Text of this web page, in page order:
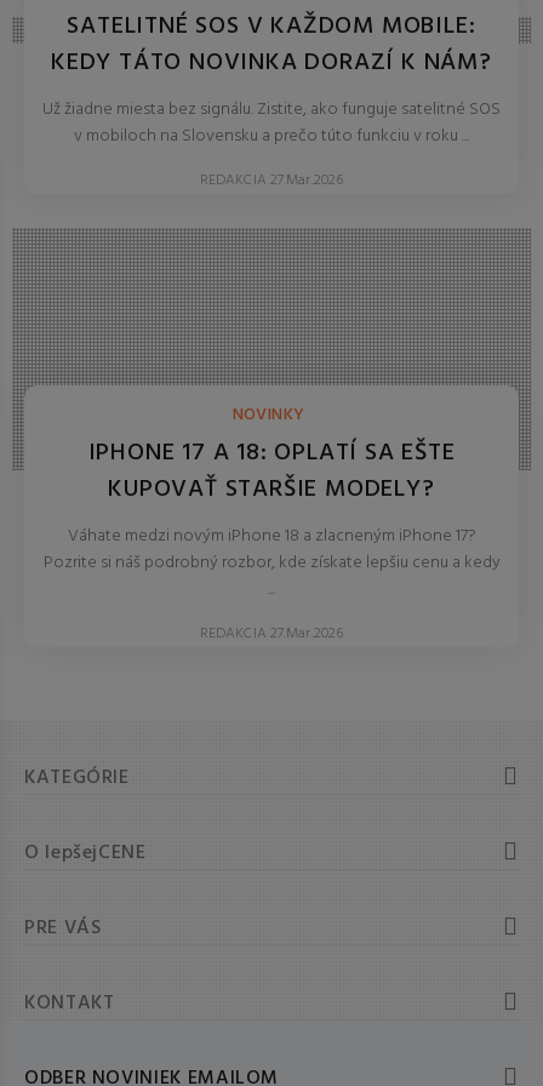
SATELITNÉ SOS V KAŽDOM MOBILE:
KEDY TÁTO NOVINKA DORAZÍ K NÁM?
Už žiadne miesta bez signálu. Zistite, ako funguje satelitné SOS
v mobiloch na Slovensku a prečo túto funkciu v roku ...
REDAKCIA 27.Mar.2026
NOVINKY
IPHONE 17 A 18: OPLATÍ SA EŠTE
KUPOVAŤ STARŠIE MODELY?
Váhate medzi novým iPhone 18 a zlacneným iPhone 17?
Pozrite si náš podrobný rozbor, kde získate lepšiu cenu a kedy
...
REDAKCIA 27.Mar.2026
ODBER NOVINIEK EMAILOM
KATEGÓRIE
O lepšejCENE
PRE VÁS
KONTAKT